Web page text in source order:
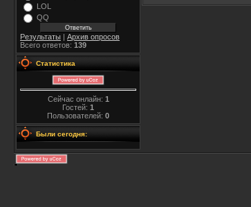
LOL
QQ
Результаты | Архив опросов
Всего ответов: 139
Статистика
Сейчас онлайн: 1
Гостей: 1
Пользователей: 0
Были сегодня: